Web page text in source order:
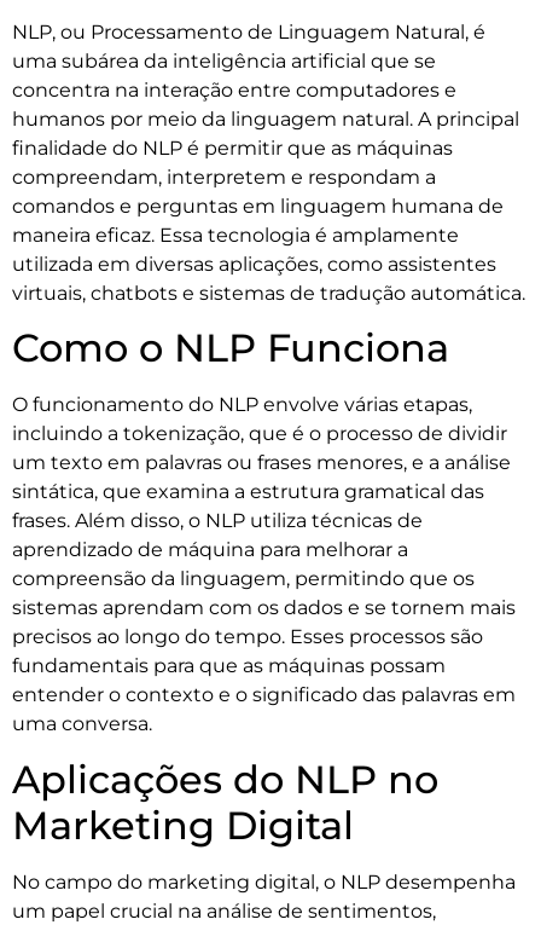
NLP, ou Processamento de Linguagem Natural, é
uma subárea da inteligência artificial que se
concentra na interação entre computadores e
humanos por meio da linguagem natural. A principal
finalidade do NLP é permitir que as máquinas
compreendam, interpretem e respondam a
comandos e perguntas em linguagem humana de
maneira eficaz. Essa tecnologia é amplamente
utilizada em diversas aplicações, como assistentes
virtuais, chatbots e sistemas de tradução automática.
Como o NLP Funciona
O funcionamento do NLP envolve várias etapas,
incluindo a tokenização, que é o processo de dividir
um texto em palavras ou frases menores, e a análise
sintática, que examina a estrutura gramatical das
frases. Além disso, o NLP utiliza técnicas de
aprendizado de máquina para melhorar a
compreensão da linguagem, permitindo que os
sistemas aprendam com os dados e se tornem mais
precisos ao longo do tempo. Esses processos são
fundamentais para que as máquinas possam
entender o contexto e o significado das palavras em
uma conversa.
Aplicações do NLP no
Marketing Digital
No campo do marketing digital, o NLP desempenha
um papel crucial na análise de sentimentos,